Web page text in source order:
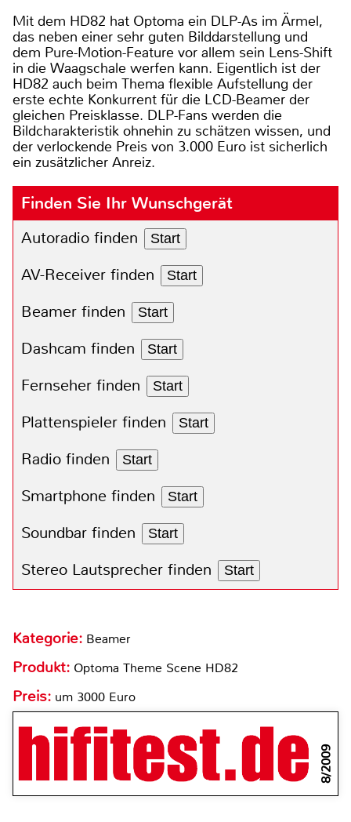
Mit dem HD82 hat Optoma ein DLP-As im Ärmel,
das neben einer sehr guten Bilddarstellung und
dem Pure-Motion-Feature vor allem sein Lens-Shift
in die Waagschale werfen kann. Eigentlich ist der
HD82 auch beim Thema flexible Aufstellung der
erste echte Konkurrent für die LCD-Beamer der
gleichen Preisklasse. DLP-Fans werden die
Bildcharakteristik ohnehin zu schätzen wissen, und
der verlockende Preis von 3.000 Euro ist sicherlich
ein zusätzlicher Anreiz.
Finden Sie Ihr Wunschgerät
Autoradio finden Start
AV-Receiver finden Start
Beamer finden Start
Dashcam finden Start
Fernseher finden Start
Plattenspieler finden Start
Radio finden Start
Smartphone finden Start
Soundbar finden Start
Stereo Lautsprecher finden Start
Kategorie: Beamer
Produkt: Optoma Theme Scene HD82
Preis: um 3000 Euro
8/2009